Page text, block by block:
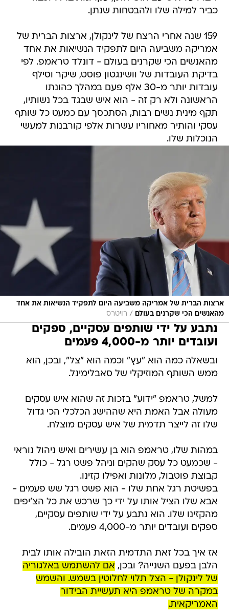
כביר למילה שלו ולהבטחות שנתן.
159 שנה אחרי הרצח של לינקולן, ארצות הברית של
אמריקה משביעה היום לתפקיד הנשיאות את אחד
מהאנשים הכי שקרנים בעולם - דונלד טראמפ. לפי
בדיקת העובדות של וושינגטון פוסט, שיקר וסילף
עובדות יותר מ-30 אלף פעם במהלך כהונתו
הראשונה ולא רק זה - הוא איש שבגד בכל נשותיו,
תקף מינית נשים רבות, הסתכסך עם כמעט כל שותף
עסקי והותיר מאחוריו עשרות אלפי קורבנות למעשי
הנוכלות שלו.
ארצות הברית של אמריקה משביעה היום לתפקיד הנשיאות את אחד
מהאנשים הכי שקרנים בעולם
/ רויטרס
נתבע על ידי שותפים עסקיים, ספקים
ועובדים יותר מ-4,000 פעמים
ובשאלה כמה הוא "עץ" וכמה הוא "צל", ובכן, הוא
ממש השותף המוזיקלי של סאבלימינל.
למשל, טראמפ "ידוע" בזכות זה שהוא איש עסקים
מעולה אבל האמת היא שההישג הכלכלי הכי גדול
שלו זה לייצר תדמית של איש עסקים מוצלח.
במהות שלו, טראמפ הוא בן עשירים ואיש ניהול נוראי
- שכמעט כל עסק שהקים וניהל פשט רגל - כולל
קבוצת פוטבול, מלונות ואפילו קזינו.
בפשיטת רגל אחת שלו - הוא פשט רגל שש פעמים -
אבא שלו הציל אותו על ידי כך שרכש את כל הצ'יפים
מהקזינו שלו. הוא נתבע על ידי שותפים עסקיים,
ספקים ועובדים יותר מ-4,000 פעמים.
אז איך בכל זאת התדמית הזאת הובילה אותו לבית
הלבן בפעם השנייה? ובכן, אם להשתמש באלגוריה
של לינקולן - הצל תלוי לחלוטין בשמש. והשמש
במקרה של טראמפ היא תעשיית הבידור
האמריקאית.